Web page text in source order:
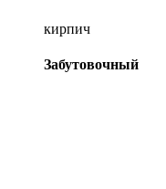
кирпич
Забутовочный